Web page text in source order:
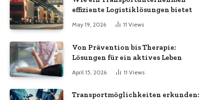
effiziente Logistiklösungen bietet
May 19, 2026 11 Views
Von Prävention bis Therapie:
Lösungen für ein aktives Leben
April 15, 2026 11 Views
Transportmöglichkeiten erkunden: